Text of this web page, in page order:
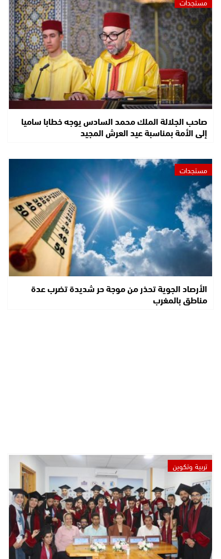
صاحب الجلالة الملك محمد السادس يوجه خطابا ساميا
إلى الأمة بمناسبة عيد العرش المجيد
مستجدات
الأرصاد الجوية تحذر من موجة حر شديدة تضرب عدة
مناطق بالمغرب
تربية وتكوين